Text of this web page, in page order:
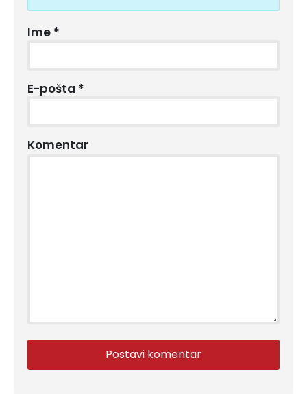
Ime *
E-pošta *
Komentar